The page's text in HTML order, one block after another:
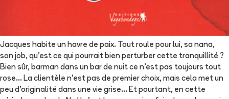
Jacques habite un havre de paix. Tout roule pour lui, sa nana,
son job, qu'est ce qui pourrait bien perturber cette tranquillité ?
Bien sûr, barman dans un bar de nuit ce n'est pas toujours tout
rose... La clientèle n'est pas de premier choix, mais cela met un
peu d'originalité dans une vie grise... Et pourtant, en cette